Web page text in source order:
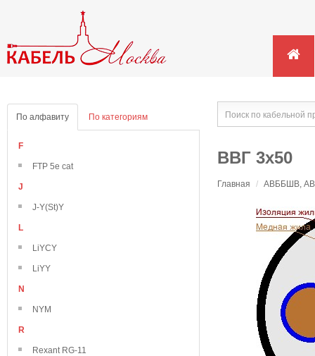
По алфавиту По категориям
F
FTP 5e cat
J
J-Y(St)Y
L
LiYCY
LiYY
N
NYM
R
Rexant RG-11
ВВГ 3х50
Главная / АВББШВ,